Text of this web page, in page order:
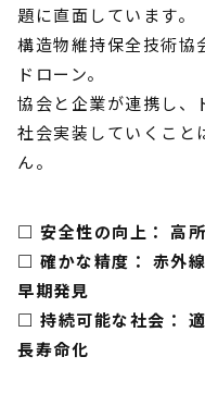
題に直面しています。
構造物維持保全技術協
ドローン。
協会と企業が連携し、
社会実装していくこと
ん。
□ 安全性の向上： 高
□ 確かな精度： 赤外
早期発見
□ 持続可能な社会：
長寿命化